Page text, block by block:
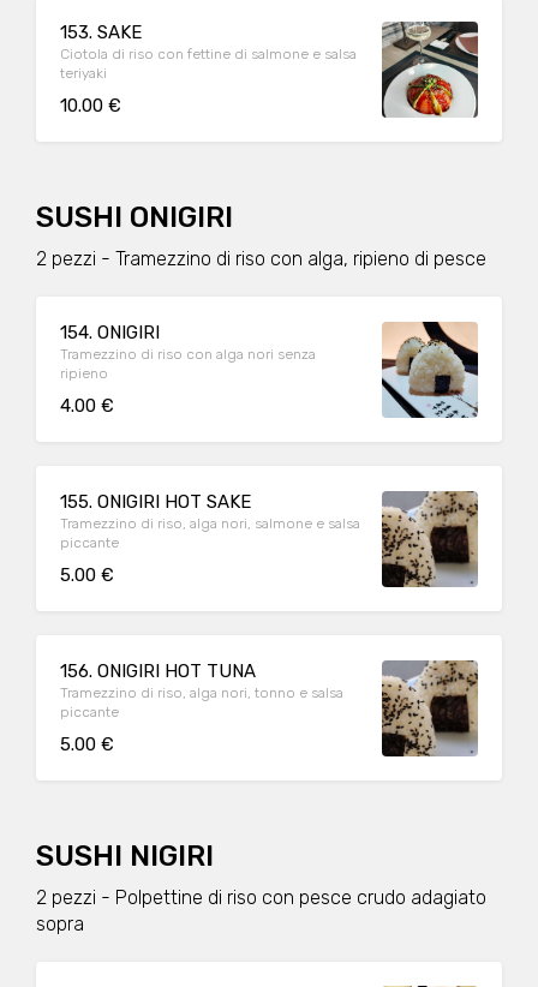
153. SAKE
Ciotola di riso con fettine di salmone e salsa
teriyaki
10.00 €
SUSHI ONIGIRI
2 pezzi - Tramezzino di riso con alga, ripieno di pesce
154. ONIGIRI
Tramezzino di riso con alga nori senza
ripieno
4.00 €
155. ONIGIRI HOT SAKE
Tramezzino di riso, alga nori, salmone e salsa
piccante
5.00 €
156. ONIGIRI HOT TUNA
Tramezzino di riso, alga nori, tonno e salsa
piccante
5.00 €
SUSHI NIGIRI
2 pezzi - Polpettine di riso con pesce crudo adagiato
sopra